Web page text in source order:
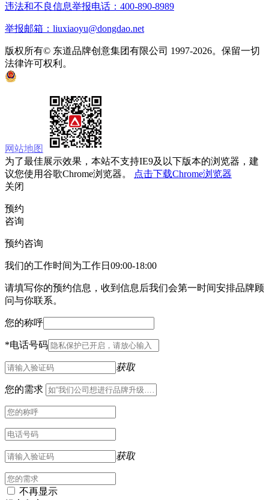
违法和不良信息举报电话：400-890-8989
举报邮箱：liuxiaoyu@dongdao.net
版权所有© 东道品牌创意集团有限公司 1997-2026。保留一切
法律许可权利。
网站地图
为了最佳展示效果，本站不支持IE9及以下版本的浏览器，建
议您使用谷歌Chrome浏览器。
点击下载Chrome浏览器
关闭
预约
咨询
预约咨询
我们的工作时间为工作日09:00-18:00
请填写你的预约信息，收到信息后我们会第一时间安排品牌顾
问与你联系。
您的称呼
*电话号码
获取
您的需求
获取
不再显示